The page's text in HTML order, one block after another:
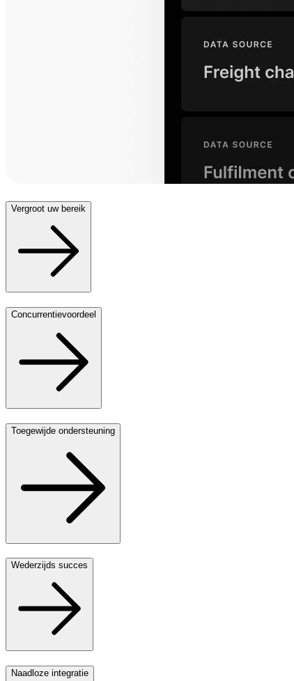
Vergroot uw bereik
Concurrentievoordeel
Toegewijde ondersteuning
Wederzijds succes
Naadloze integratie